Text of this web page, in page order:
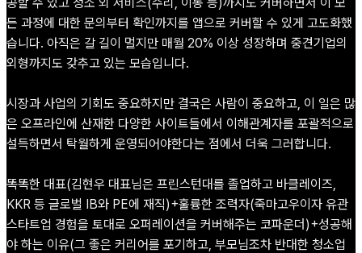
든 과정에 대한 문의부터 확인까지를 앱으로 커버할 수 있게 고도화했
습니다. 아직은 갈 길이 멀지만 매월 20% 이상 성장하며 중견기업의
외형까지도 갖추고 있는 모습입니다.
시장과 사업의 기회도 중요하지만 결국은 사람이 중요하고, 이 일은 많
은 오프라인에 산재한 다양한 사이트들에서 이해관계자를 포괄적으로
설득하면서 탁월하게 운영되어야한다는 점에서 더욱 그러합니다.
똑똑한 대표(김현우 대표님은 프린스턴대를 졸업하고 바클레이즈,
KKR 등 글로벌 IB와 PE에 재직)+훌륭한 조력자(죽마고우이자 유관
스타트업 경험을 토대로 오퍼레이션을 커버해주는 코파운더)+성공해
야 하는 이유(그 좋은 커리어를 포기하고, 부모님조차 반대한 청소업